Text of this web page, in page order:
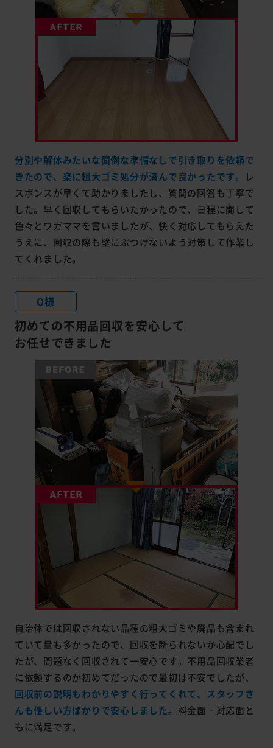
分別や解体みたいな面倒な準備なしで引き取りを依頼で
きたので、楽に粗大ゴミ処分が済んで良かったです。
レ
スポンスが早くて助かりましたし、質問の回答も丁寧で
した。早く回収してもらいたかったので、日程に関して
色々とワガママを言いましたが、快く対応してもらえた
うえに、回収の際も壁にぶつけないよう対策して作業し
てくれました。
O様
初めての不用品回収を安心して
お任せできました
自治体では回収されない品種の粗大ゴミや廃品も含まれ
ていて量も多かったので、回収を断られないか心配でし
たが、問題なく回収されて一安心です。不用品回収業者
に依頼するのが初めてだったので最初は不安でしたが、
回収前の説明もわかりやすく行ってくれて、スタッフさ
んも優しい方ばかりで安心しました。 料金面・対応面と
もに満足です。